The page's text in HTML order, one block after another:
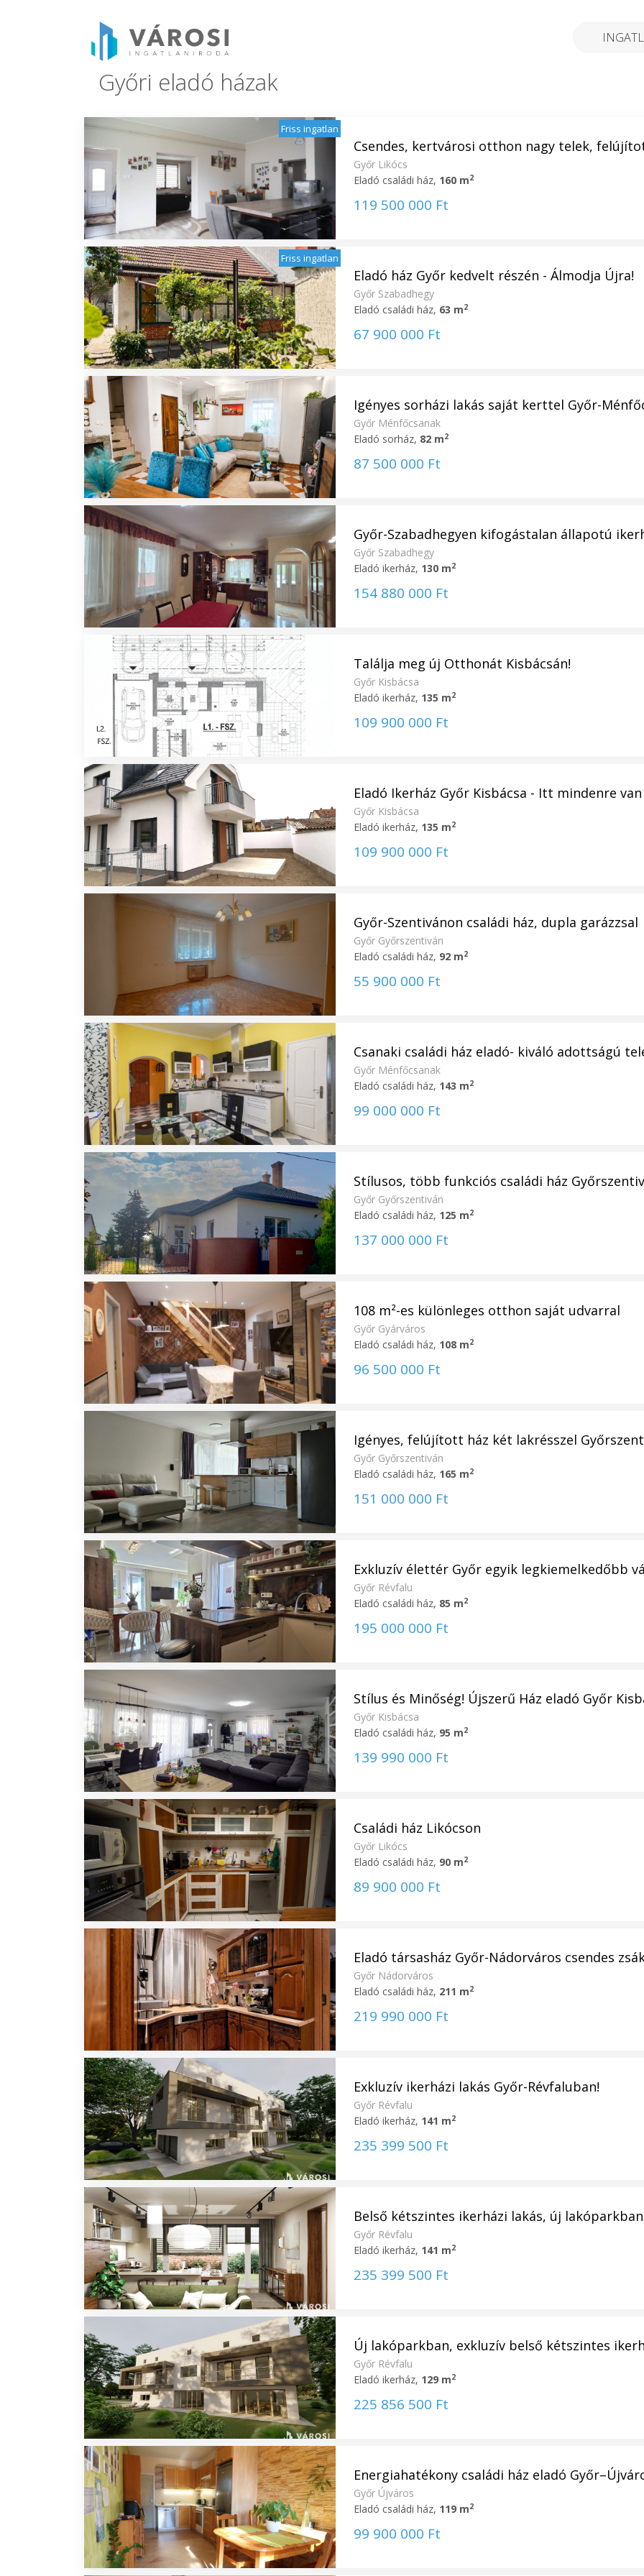
Győri eladó házak
Friss ingatlan
Csendes, kertvárosi otthon nagy telek,
Győr Likócs
Eladó családi ház, 160 m2
119 500 000 Ft
Friss ingatlan
Eladó ház Győr kedvelt részén - Álmodja Újra!
Győr Szabadhegy
Eladó családi ház, 63 m2
67 900 000 Ft
Igényes sorházi lakás saját kerttel Győr-
Győr Ménfőcsanak
Eladó sorház, 82 m2
87 500 000 Ft
Győr-Szabadhegyen kifogástalan állapotú
Győr Szabadhegy
Eladó ikerház, 130 m2
154 880 000 Ft
Találja meg új Otthonát Kisbácsán!
Győr Kisbácsa
Eladó ikerház, 135 m2
109 900 000 Ft
Eladó Ikerház Győr Kisbácsa - Itt mindenre van
Győr Kisbácsa
Eladó ikerház, 135 m2
109 900 000 Ft
Győr-Szentivánon családi ház, dupla garázzsal
Győr Győrszentiván
Eladó családi ház, 92 m2
55 900 000 Ft
Csanaki családi ház eladó- kiváló adottságú
Győr Ménfőcsanak
Eladó családi ház, 143 m2
99 000 000 Ft
Stílusos, több funkciós családi ház
Győr Győrszentiván
Eladó családi ház, 125 m2
137 000 000 Ft
108 m²-es különleges otthon saját udvarral
Győr Gyárváros
Eladó családi ház, 108 m2
96 500 000 Ft
Igényes, felújított ház két lakrésszel
Győr Győrszentiván
Eladó családi ház, 165 m2
151 000 000 Ft
Exkluzív élettér Győr egyik legkiemelkedőbb
Győr Révfalu
Eladó családi ház, 85 m2
195 000 000 Ft
Stílus és Minőség! Újszerű Ház eladó Győr
Győr Kisbácsa
Eladó családi ház, 95 m2
139 990 000 Ft
Családi ház Likócson
Győr Likócs
Eladó családi ház, 90 m2
89 900 000 Ft
Eladó társasház Győr-Nádorváros csendes
Győr Nádorváros
Eladó családi ház, 211 m2
219 990 000 Ft
Exkluzív ikerházi lakás Győr-Révfaluban!
Győr Révfalu
Eladó ikerház, 141 m2
235 399 500 Ft
Belső kétszintes ikerházi lakás, új lakóparkban
Győr Révfalu
Eladó ikerház, 141 m2
235 399 500 Ft
Új lakóparkban, exkluzív belső kétszintes
Győr Révfalu
Eladó ikerház, 129 m2
225 856 500 Ft
Energiahatékony családi ház eladó
Győr Újváros
Eladó családi ház, 119 m2
99 900 000 Ft